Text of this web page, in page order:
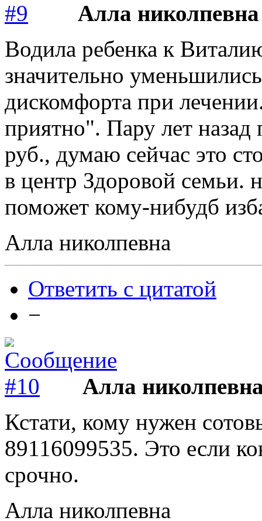
Алла николпевна
Водила ребенка к
значительно
дискомфорта при
приятно". Пару лет назад
руб., думаю сейчас это
в центр Здоровой семьи.
поможет кому-нибудб
Алла николпевна
Ответить с цитатой
−
Алла
Кстати, кому нужен
89116099535. Это если
срочно.
Алла николпевна